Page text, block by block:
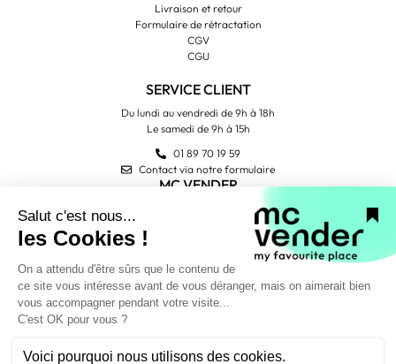
Livraison et retour
Formulaire de rétractation
CGV
CGU
SERVICE CLIENT
Du lundi au vendredi de 9h à 18h
Le samedi de 9h à 15h
01 89 70 19 59
Contact via notre formulaire
MC VENDER
PAIEMENT SÉCURISÉ
NOUS SUIVRE